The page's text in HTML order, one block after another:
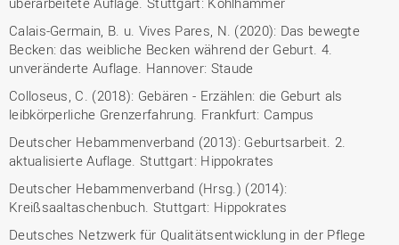
Calais-Germain, B. u. Vives Pares, N. (2020): Das bewegte
Becken: das weibliche Becken während der Geburt. 4.
unveränderte Auflage. Hannover: Staude
Colloseus, C. (2018): Gebären - Erzählen: die Geburt als
leibkörperliche Grenzerfahrung. Frankfurt: Campus
Deutscher Hebammenverband (2013): Geburtsarbeit. 2.
aktualisierte Auflage. Stuttgart: Hippokrates
Deutscher Hebammenverband (Hrsg.) (2014):
Kreißsaaltaschenbuch. Stuttgart: Hippokrates
Deutsches Netzwerk für Qualitätsentwicklung in der Pflege